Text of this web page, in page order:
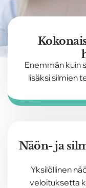
Enemmän kuin
lisäksi silmien
Näön- ja
Yksilöllinen
veloituksetta